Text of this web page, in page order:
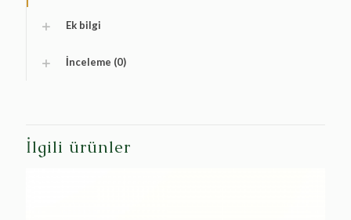
Ek bilgi
İnceleme (0)
İlgili ürünler